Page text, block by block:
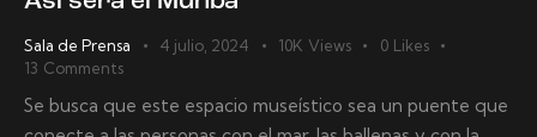
Sala de Prensa 4 julio, 2024 10K Views 0 Likes
13 Comments
Se busca que este espacio museístico sea un puente que